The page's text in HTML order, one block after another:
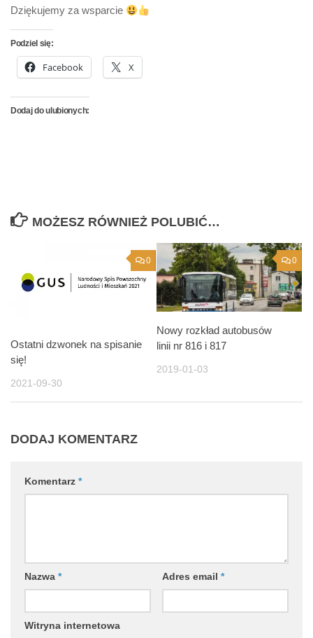
Dziękujemy za wsparcie
Podziel się:
Facebook X
Dodaj do ulubionych:
MOŻESZ RÓWNIEŻ POLUBIĆ…
0
Ostatni dzwonek na spisanie
się!
2021-09-30
0
Nowy rozkład autobusów
linii nr 816 i 817
2019-01-03
DODAJ KOMENTARZ
Komentarz *
Nazwa * Adres email *
Witryna internetowa